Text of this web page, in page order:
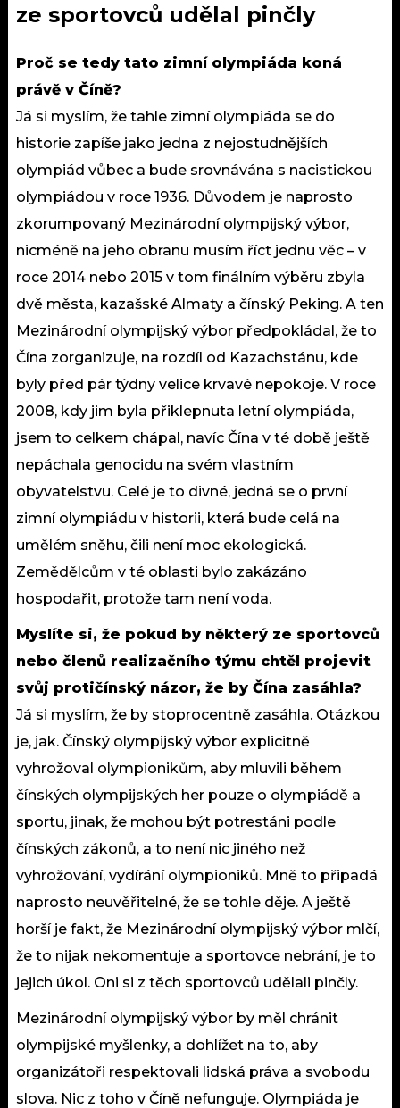
ze sportovců udělal pinčly
Proč se tedy tato zimní olympiáda koná
právě v Číně?
Já si myslím, že tahle zimní olympiáda se do
historie zapíše jako jedna z nejostudnějších
olympiád vůbec a bude srovnávána s nacistickou
olympiádou v roce 1936. Důvodem je naprosto
zkorumpovaný Mezinárodní olympijský výbor,
nicméně na jeho obranu musím říct jednu věc – v
roce 2014 nebo 2015 v tom finálním výběru zbyla
dvě města, kazašské Almaty a čínský Peking. A ten
Mezinárodní olympijský výbor předpokládal, že to
Čína zorganizuje, na rozdíl od Kazachstánu, kde
byly před pár týdny velice krvavé nepokoje. V roce
2008, kdy jim byla přiklepnuta letní olympiáda,
jsem to celkem chápal, navíc Čína v té době ještě
nepáchala genocidu na svém vlastním
obyvatelstvu. Celé je to divné, jedná se o první
zimní olympiádu v historii, která bude celá na
umělém sněhu, čili není moc ekologická.
Zemědělcům v té oblasti bylo zakázáno
hospodařit, protože tam není voda.
Myslíte si, že pokud by některý ze sportovců
nebo členů realizačního týmu chtěl projevit
svůj protičínský názor, že by Čína zasáhla?
Já si myslím, že by stoprocentně zasáhla. Otázkou
je, jak. Čínský olympijský výbor explicitně
vyhrožoval olympionikům, aby mluvili během
čínských olympijských her pouze o olympiádě a
sportu, jinak, že mohou být potrestáni podle
čínských zákonů, a to není nic jiného než
vyhrožování, vydírání olympioniků. Mně to připadá
naprosto neuvěřitelné, že se tohle děje. A ještě
horší je fakt, že Mezinárodní olympijský výbor mlčí,
že to nijak nekomentuje a sportovce nebrání, je to
jejich úkol. Oni si z těch sportovců udělali pinčly.
Mezinárodní olympijský výbor by měl chránit
olympijské myšlenky, a dohlížet na to, aby
organizátoři respektovali lidská práva a svobodu
slova. Nic z toho v Číně nefunguje. Olympiáda je